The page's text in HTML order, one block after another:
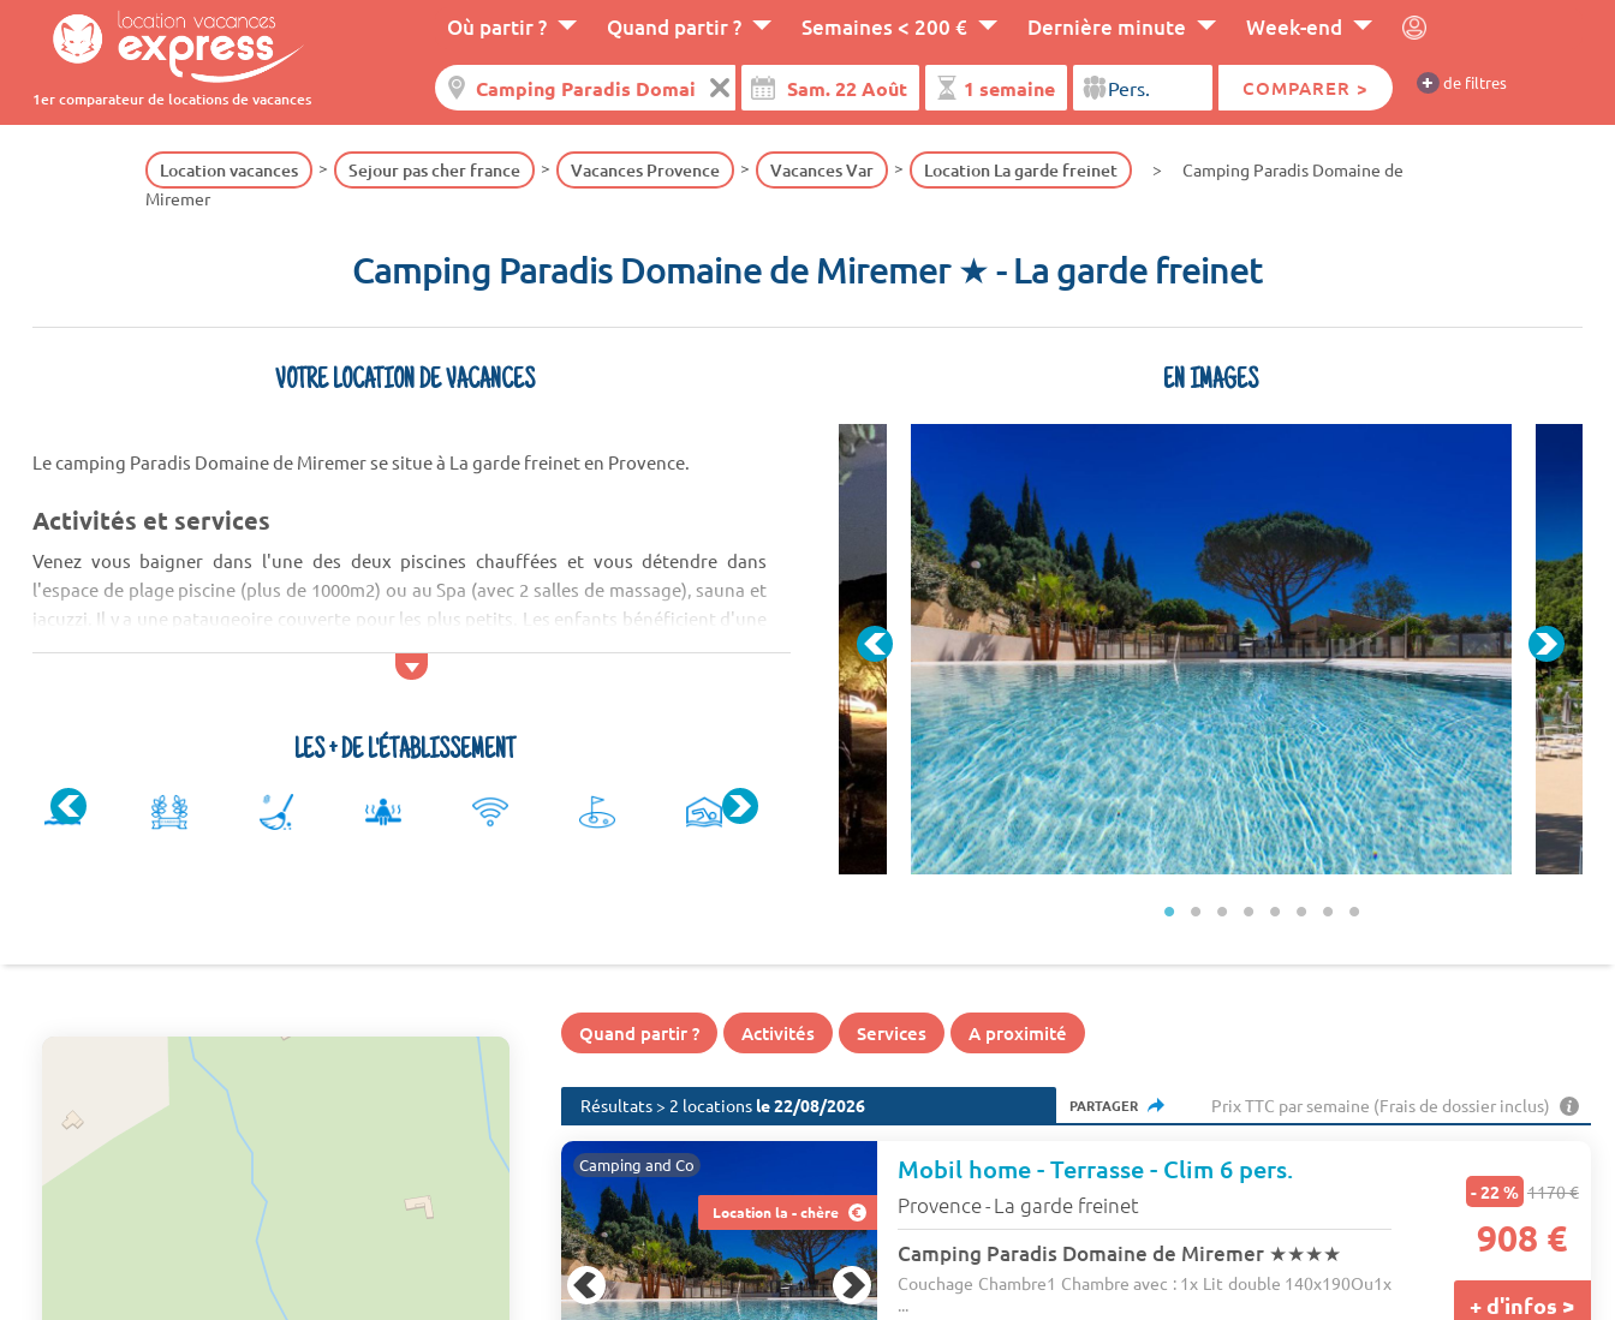
1er comparateur de locations de vacances
Où partir ? Quand partir ? Semaines < 200 € Dernière minute Week-end
COMPARER > + de filtres
Location vacances Sejour pas cher france Vacances Provence Vacances Var Location La garde freinet
Camping Paradis Domaine de
Miremer
Camping Paradis Domaine de Miremer ★- La garde freinet
VOTRE LOCATION DE VACANCES
Le camping Paradis Domaine de Miremer se situe à La garde freinet en Provence.
Activités et services
Venez vous baigner dans l'une des deux piscines chauffées et vous détendre dans
l'espace de plage piscine (plus de 1000m2) ou au Spa (avec 2 salles de massage), sauna et
jacuzzi. Il y a une pataugeoire couverte pour les plus petits. Les enfants bénéficient d'une
aire de jeux, 2 terrains de Homeball. Vous trouverez des animations dès le mois d’avril et
LES + DE L'ÉTABLISSEMENT
EN IMAGES
Quand partir ? Activités Services A proximité
Résultats > 2 locations le 22/08/2026 PARTAGER Prix TTC par semaine (Frais de dossier inclus)
Location la - chère
Camping and Co Mobil home - Terrasse - Clim 6 pers.
Provence- La garde freinet
Camping Paradis Domaine de Miremer ★★★★
Couchage Chambre1 Chambre avec : 1x Lit double 140x190Ou1x
...
- 22 % 1170 €
908 €
+ d'infos >